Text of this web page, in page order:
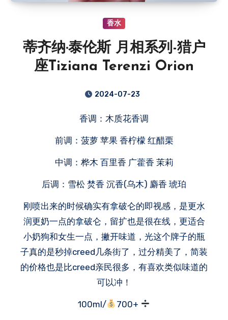
香水
蒂齐纳·泰伦斯 月相系列-猎户
座Tiziana Terenzi Orion
2024-07-23
香调：木质花香调
前调：菠萝 苹果 香柠檬 红醋栗
中调：桦木 百里香 广藿香 茉莉
后调：雪松 焚香 沉香(乌木) 麝香 琥珀
刚喷出来的时候确实有拿破仑的即视感，是更水
润更奶一点的拿破仑，留扩也是很在线，更适合
小奶狗和女生一点，撇开味道，光这个牌子的瓶
子真的是秒掉creed几条街了，过分精美了，简装
的价格也是比creed亲民很多，有喜欢类似味道的
可以冲！
100ml/ 700+